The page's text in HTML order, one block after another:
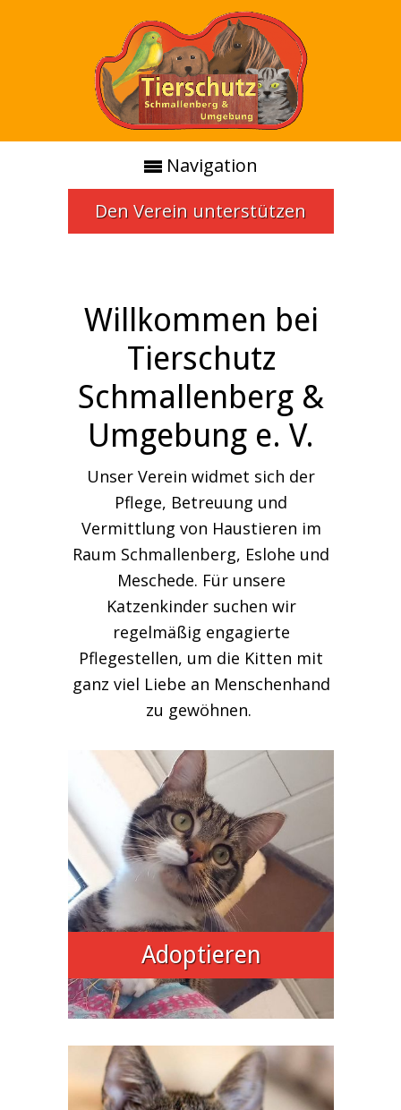
Navigation
Den Verein unterstützen
Willkommen bei
Tierschutz
Schmallenberg &
Umgebung e. V.
Unser Verein widmet sich der
Pflege, Betreuung und
Vermittlung von Haustieren im
Raum Schmallenberg, Eslohe und
Meschede. Für unsere
Katzenkinder suchen wir
regelmäßig engagierte
Pflegestellen, um die Kitten mit
ganz viel Liebe an Menschenhand
zu gewöhnen.
Adoptieren